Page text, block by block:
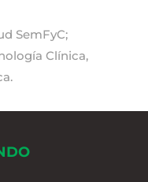
SemFyC;
Clínica,